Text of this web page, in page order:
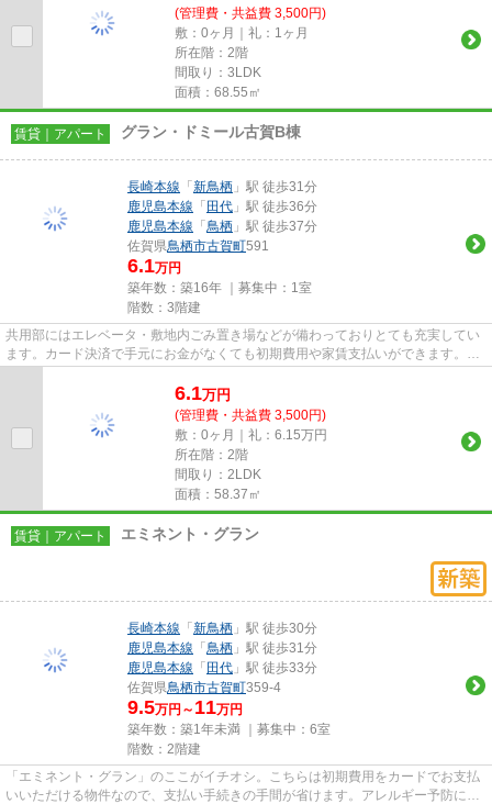
(管理費・共益費 3,500円)
敷：0ヶ月｜礼：1ヶ月
所在階：2階
間取り：3LDK
面積：68.55㎡
賃貸｜アパート グラン・ドミール古賀B棟
長崎本線 「新鳥栖 」駅 徒歩31分
鹿児島本線 「田代 」駅 徒歩36分
鹿児島本線 「鳥栖 」駅 徒歩37分
佐賀県鳥栖市古賀町591
6.1万円
築年数：築16年 ｜募集中： 1室
階数：3階建
共用部にはエレベータ・敷地内ごみ置き場などが備わっておりとても充実してい
ます。カード決済で手元にお金がなくても初期費用や家賃支払いができます。こ
ちらの物件はアパートです。...
6.1万円
(管理費・共益費 3,500円)
敷：0ヶ月｜礼：6.15万円
所在階：2階
間取り：2LDK
面積：58.37㎡
賃貸｜アパート エミネント・グラン
長崎本線 「新鳥栖 」駅 徒歩30分
鹿児島本線 「鳥栖 」駅 徒歩31分
鹿児島本線 「田代 」駅 徒歩33分
佐賀県鳥栖市古賀町359-4
9.5万円～ 11万円
築年数：築1年未満 ｜募集中： 6室
階数：2階建
「エミネント・グラン」のここがイチオシ。こちらは初期費用をカードでお支払
いいただける物件なので、支払い手続きの手間が省けます。アレルギー予防に適